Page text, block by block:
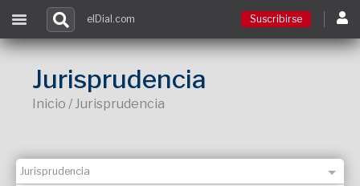
elDial.com Suscribirse
Jurisprudencia
Inicio / Jurisprudencia